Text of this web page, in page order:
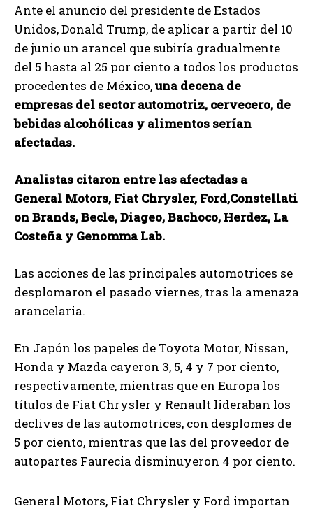
Ante el anuncio del presidente de Estados
Unidos, Donald Trump, de aplicar a partir del 10
de junio un arancel que subiría gradualmente
del 5 hasta al 25 por ciento a todos los productos
procedentes de México,una decena de
empresas del sector automotriz, cervecero, de
bebidas alcohólicas y alimentos serían
afectadas.
Analistas citaron entre las afectadas a
General Motors, Fiat Chrysler, Ford,Constellati
on Brands, Becle, Diageo, Bachoco, Herdez, La
Costeña y Genomma Lab.
Las acciones de las principales automotrices se
desplomaron el pasado viernes, tras la amenaza
arancelaria.
En Japón los papeles de Toyota Motor, Nissan,
Honda y Mazda cayeron 3, 5, 4 y 7 por ciento,
respectivamente, mientras que en Europa los
títulos de Fiat Chrysler y Renault lideraban los
declives de las automotrices, con desplomes de
5 por ciento, mientras que las del proveedor de
autopartes Faurecia disminuyeron 4 por ciento.
General Motors, Fiat Chrysler y Ford importan